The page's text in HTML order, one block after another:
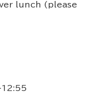
lunch (please